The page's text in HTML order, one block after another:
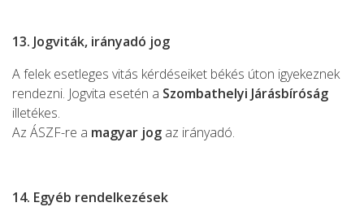
13. Jogviták, irányadó jog
A felek esetleges vitás kérdéseiket békés úton igyekeznek
rendezni. Jogvita esetén a Szombathelyi Járásbíróság
illetékes.
Az ÁSZF-re a magyar jog az irányadó.
14. Egyéb rendelkezések